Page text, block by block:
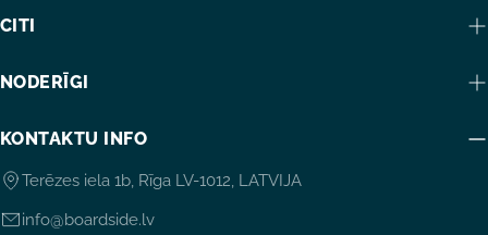
CITI
NODERĪGI
KONTAKTU INFO
Terēzes iela 1b, Rīga LV-1012, LATVIJA
info@boardside.lv